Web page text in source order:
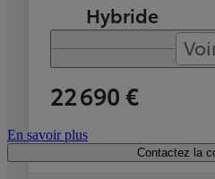
Hybride
22 690 €
En savoir plus
Contactez la